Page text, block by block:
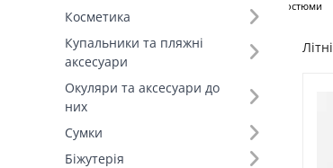
Косметика
Купальники та пляжні
аксесуари
Окуляри та аксесуари до
них
Сумки
Біжутерія
Літні костюми
Фільтр
Ціна
SALE